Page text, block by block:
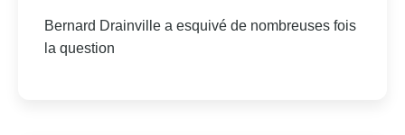
Bernard Drainville a esquivé de nombreuses fois
la question